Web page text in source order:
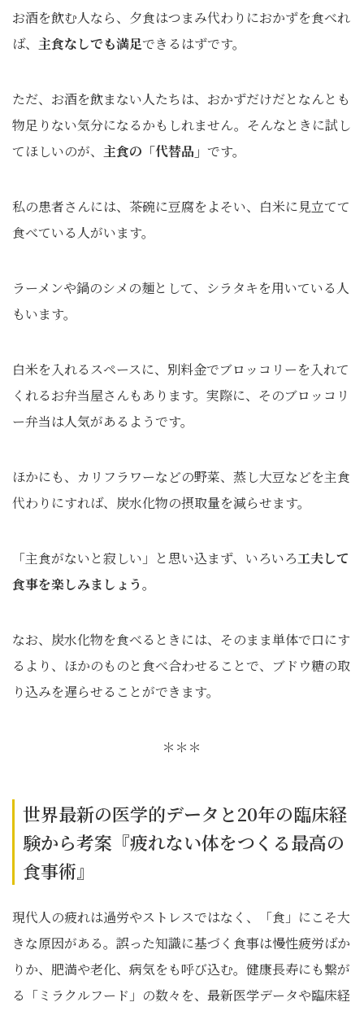
お酒を飲む人なら、夕食はつまみ代わりにおかずを食べれ
ば、 主食なしでも満足できるはずです。
ただ、お酒を飲まない人たちは、おかずだけだとなんとも
物足りない気分になるかもしれません。そんなときに試し
てほしいのが、 主食の「代替品」 です。
私の患者さんには、茶碗に豆腐をよそい、白米に見立てて
食べている人がいます。
ラーメンや鍋のシメの麺として、シラタキを用いている人
もいます。
白米を入れるスペースに、別料金でブロッコリーを入れて
くれるお弁当屋さんもあります。実際に、そのブロッコリ
ー弁当は人気があるようです。
ほかにも、カリフラワーなどの野菜、蒸し大豆などを主食
代わりにすれば、炭水化物の摂取量を減らせます。
「主食がないと寂しい」と思い込まず、いろいろ工夫して
食事を楽しみましょう。
なお、炭水化物を食べるときには、そのまま単体で口にす
るより、ほかのものと食べ合わせることで、ブドウ糖の取
り込みを遅らせることができます。
＊＊＊
世界最新の医学的データと20年の臨床経
験から考案『疲れない体をつくる最高の
食事術』
現代人の疲れは過労やストレスではなく、「食」にこそ大
きな原因がある。誤った知識に基づく食事は慢性疲労ばか
りか、肥満や老化、病気をも呼び込む。健康長寿にも繋が
る「ミラクルフード」の数々を、最新医学データや臨床経